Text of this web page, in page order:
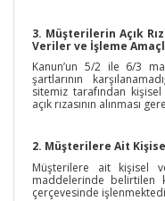
3. Müşterilerin Açık
Veriler ve İşleme
Kanun’un 5/2 ile 6/3
şartlarının
sitemiz tarafından
açık rızasının alınması
2. Müşterilere Ait
Müşterilere ait kişisel
maddelerinde belirtilen
çerçevesinde